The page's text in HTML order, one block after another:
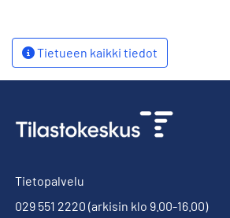
Tietueen kaikki tiedot
Tietopalvelu
029 551 2220 (arkisin klo 9.00-16.00)